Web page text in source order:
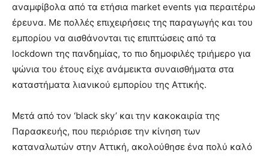
pain.
pornhun
porn
αναμφίβολα από τα ετήσια market events για περαιτέρω
έρευνα. Με πολλές επιχειρήσεις της παραγωγής και του
εμπορίου να αισθάνονται τις επιπτώσεις από τα
lockdown της πανδημίας, το πιο δημοφιλές τριήμερο για
ψώνια του έτους είχε ανάμεικτα συναισθήματα στα
καταστήματα λιανικού εμπορίου της Αττικής.
Μετά από τον ‘black sky’ και την κακοκαιρία της
Παρασκευής, που περιόρισε την κίνηση των
καταναλωτών στην Αττική, ακολούθησε ένα πολύ καλό